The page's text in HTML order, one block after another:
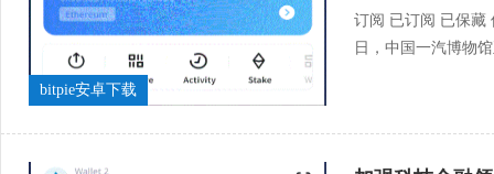
bitpie安卓下载
订阅 已订阅 已保藏
日，中国一汽博物